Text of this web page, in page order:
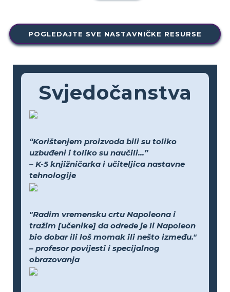
POGLEDAJTE SVE NASTAVNIČKE RESURSE
Svjedočanstva
“Korištenjem proizvoda bili su toliko
uzbuđeni i toliko su naučili...”
– K-5 knjižničarka i učiteljica nastavne
tehnologije
"Radim vremensku crtu Napoleona i
tražim [učenike] da odrede je li Napoleon
bio dobar ili loš momak ili nešto između."
– profesor povijesti i specijalnog
obrazovanja